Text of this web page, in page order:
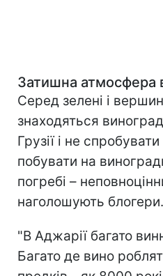
Затишна атмосфера
Серед зелені і
знаходяться
Грузії і не
побувати на
погребі –
наголошують блогери.
"В Аджарії багато
Багато де вино